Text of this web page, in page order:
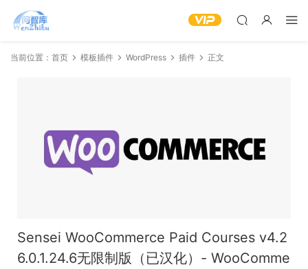
当前位置： 首页 模板插件 WordPress 插件 正文
Sensei WooCommerce Paid Courses v4.2
6.0.1.24.6无限制版（已汉化）- WooComme